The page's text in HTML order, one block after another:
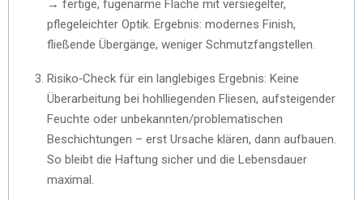
→ fertige, fugenarme Fläche mit versiegelter,
pflegeleichter Optik. Ergebnis: modernes Finish,
fließende Übergänge, weniger Schmutzfangstellen.
Risiko‑Check für ein langlebiges Ergebnis: Keine
Überarbeitung bei hohlliegenden Fliesen, aufsteigender
Feuchte oder unbekannten/problematischen
Beschichtungen – erst Ursache klären, dann aufbauen.
So bleibt die Haftung sicher und die Lebensdauer
maximal.